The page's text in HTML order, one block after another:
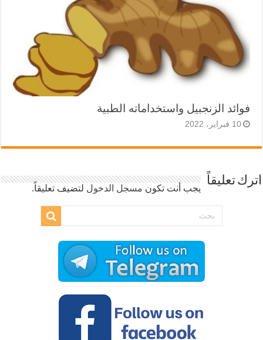
فوائد الزنجبيل واستخداماته الطبية
10 فبراير، 2022
اترك تعليقاً
يجب أنت تكون مسجل الدخول لتضيف تعليقاً.